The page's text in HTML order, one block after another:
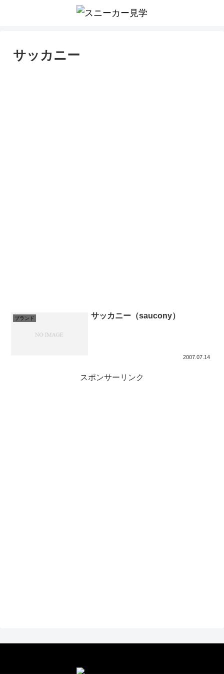
サッカニー
ブランド サッカニー（saucony）
2007.07.14
スポンサーリンク